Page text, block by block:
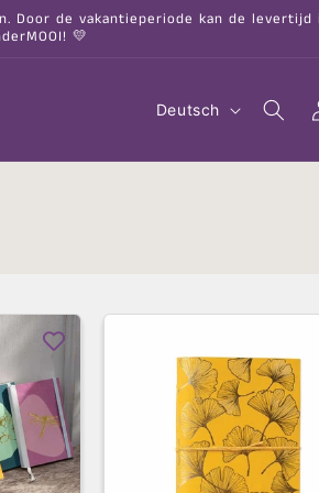
Door de vakantieperiode kan de
💛
r
e
Deutsch